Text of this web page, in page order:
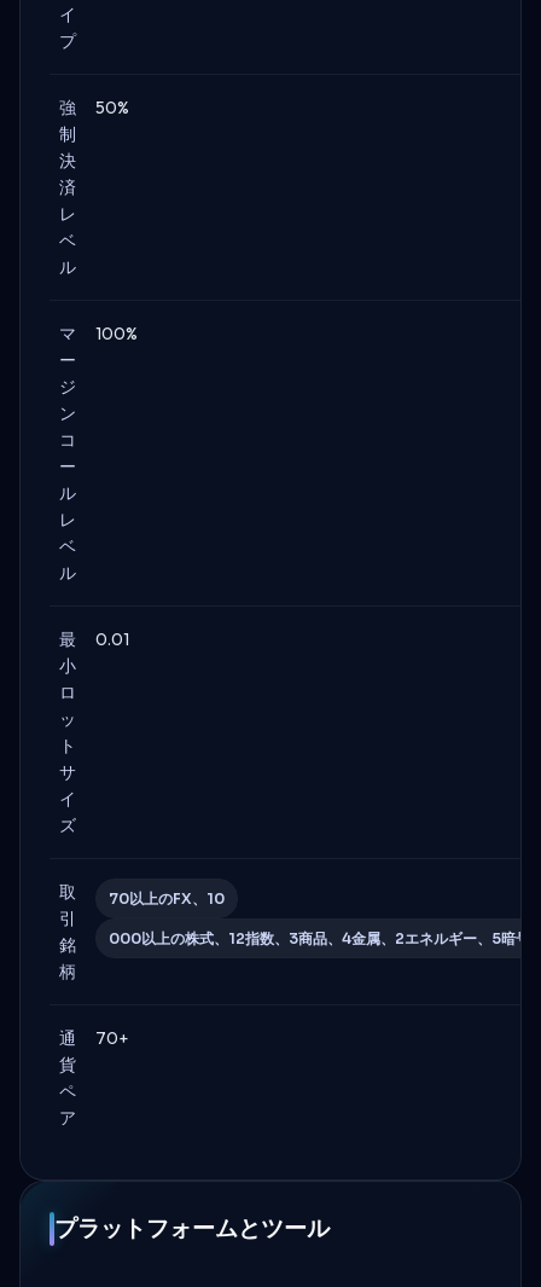
イ
プ
強
制
決
済
レ
ベ
ル
50%
マ
ー
ジ
ン
コ
ー
ル
レ
ベ
ル
100%
最
小
ロ
ッ
ト
サ
イ
ズ
0.01
取
引
銘
柄
70以上のFX、10
000以上の株式、12指数、3商品、4金属、2エネルギー、5暗号
通
貨
ペ
ア
70+
プラットフォームとツール